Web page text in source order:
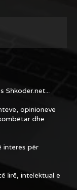
Shkoder.net...
opinioneve
dhe
interes për
lirë, intelektual e